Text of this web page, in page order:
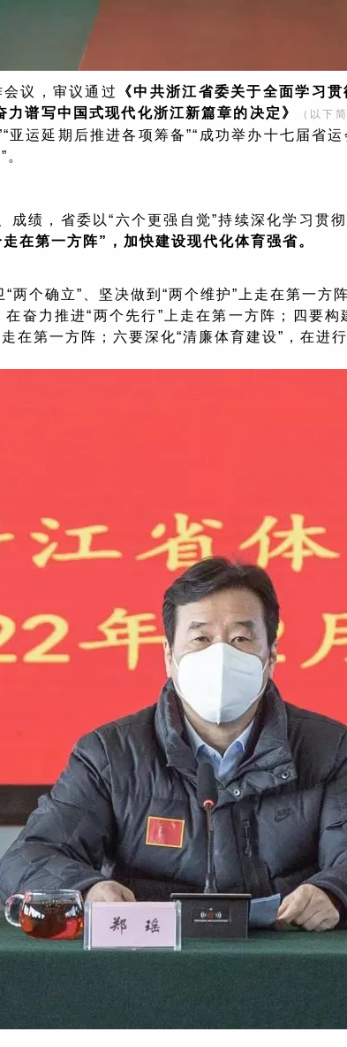
议，审议通过
《中共浙江省委关于全面学习
谱写中国式现代化浙江新篇章的决定》
（以下
运延期后推进各项筹备”“成功举办十七届省
绩，省委以“六个更强自觉”持续深化学习贯
在第一方阵”，加快建设现代化体育强省。
个确立”、坚决做到“两个维护”上走在第一方
奋力推进“两个先行”上走在第一方阵；四要
第一方阵；六要深化“清廉体育建设”，在进